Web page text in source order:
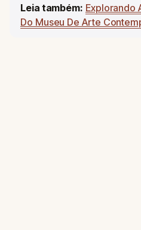
Leia também: Explorando
Do Museu De Arte